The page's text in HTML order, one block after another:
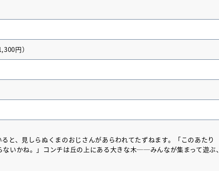
円）
と、見しらぬくまのおじさんがあらわれてたずねます。「このあたり
いかね。」コンチは丘の上にある大きな木──みんなが集まって遊ぶ、
』（あさのあつこ）特設サ